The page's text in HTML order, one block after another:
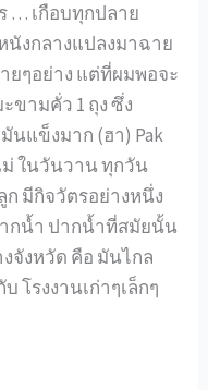
… เกือบทุกปลาย
นังกลางแปลงมาฉาย
ๆอย่าง แต่ที่ผมพอจะ
ขามคั่ว 1 ถุง ซึ่ง
นแข็งมาก (ฮา) Pak
ม่ ในวันวาน ทุกวัน
ก มีกิจวัตรอย่างหนึ่ง
กน้ำ ปากน้ำที่สมัยนั้น
จังหวัด คือ มันไกล
โรงงานเก่าๆเล็กๆ